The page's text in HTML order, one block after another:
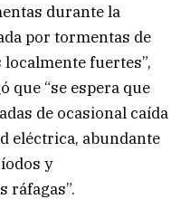
durante la
por tormentas de
fuertes”,
que “se espera que
de ocasional caída
eléctrica, abundante
y
ráfagas”.